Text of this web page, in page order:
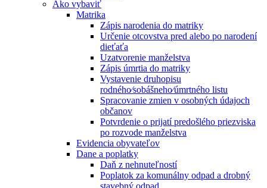
Ako vybaviť
Matrika
Zápis narodenia do matriky
Určenie otcovstva pred alebo po narodení
dieťaťa
Uzatvorenie manželstva
Zápis úmrtia do matriky
Vystavenie druhopisu
rodného⁄sobášneho⁄úmrtného listu
Spracovanie zmien v osobných údajoch
občanov
Potvrdenie o prijatí predošlého priezviska
po rozvode manželstva
Evidencia obyvateľov
Dane a poplatky
Daň z nehnuteľností
Poplatok za komunálny odpad a drobný
stavebný odpad